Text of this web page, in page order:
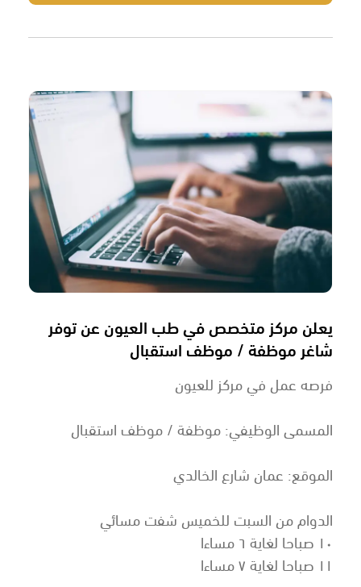
يعلن مركز متخصص في طب العيون عن توفر
شاغر موظفة / موظف استقبال
فرصه عمل في مركز للعيون
المسمى الوظيفي: موظفة / موظف استقبال
الموقع: عمان شارع الخالدي
الدوام من السبت للخميس شفت مسائي
١٠ صباحا لغاية ٦ مساءا
١١ صباحا لغاية ٧ مساءا